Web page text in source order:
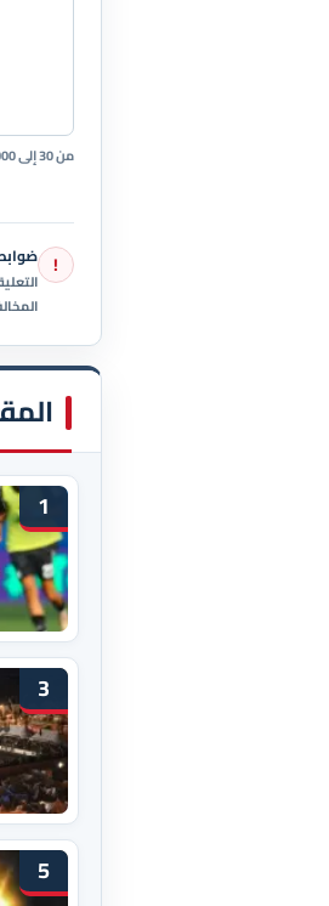
من 30 إلى 1000 حرف — لا تُقبل الروابط أو أكواد HTML.
!
1
3
5